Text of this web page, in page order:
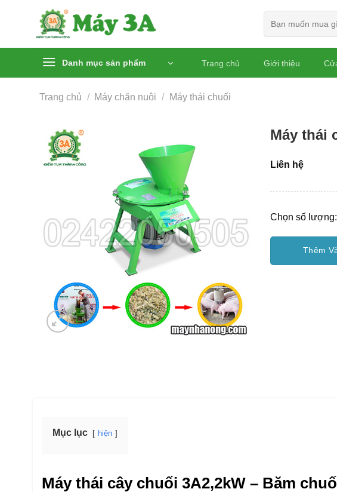
kiếm:
Danh mục sản phẩm Trang chủ Giới thiệu
Trang chủ / Máy chăn nuôi / Máy thái chuối
Máy thái
Liên hệ
Chọn số lượng:
Thêm
Mục lục hiện
Máy thái cây chuối 3A2,2kW – Băm